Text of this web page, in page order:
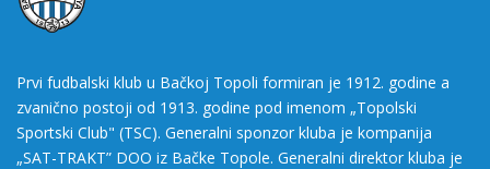
Prvi fudbalski klub u Bačkoj Topoli formiran je 1912. godine a
zvanično postoji od 1913. godine pod imenom „Topolski
Sportski Club" (TSC). Generalni sponzor kluba je kompanija
„SAT-TRAKT” DOO iz Bačke Topole. Generalni direktor kluba je